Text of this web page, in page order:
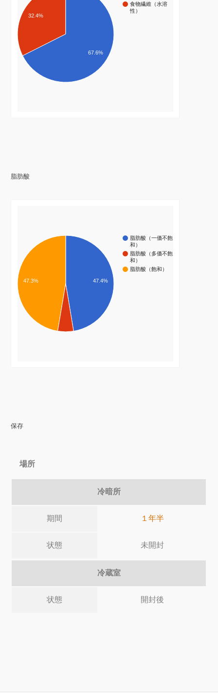
食物繊維（水溶
性）
32.4%
67.6%
脂肪酸
脂肪酸（一価不飽
和）
脂肪酸（多価不飽
和）
脂肪酸（飽和）
47.4%
47.3%
保存
場所
冷暗所
期間 １年半
状態 未開封
冷蔵室
状態 開封後